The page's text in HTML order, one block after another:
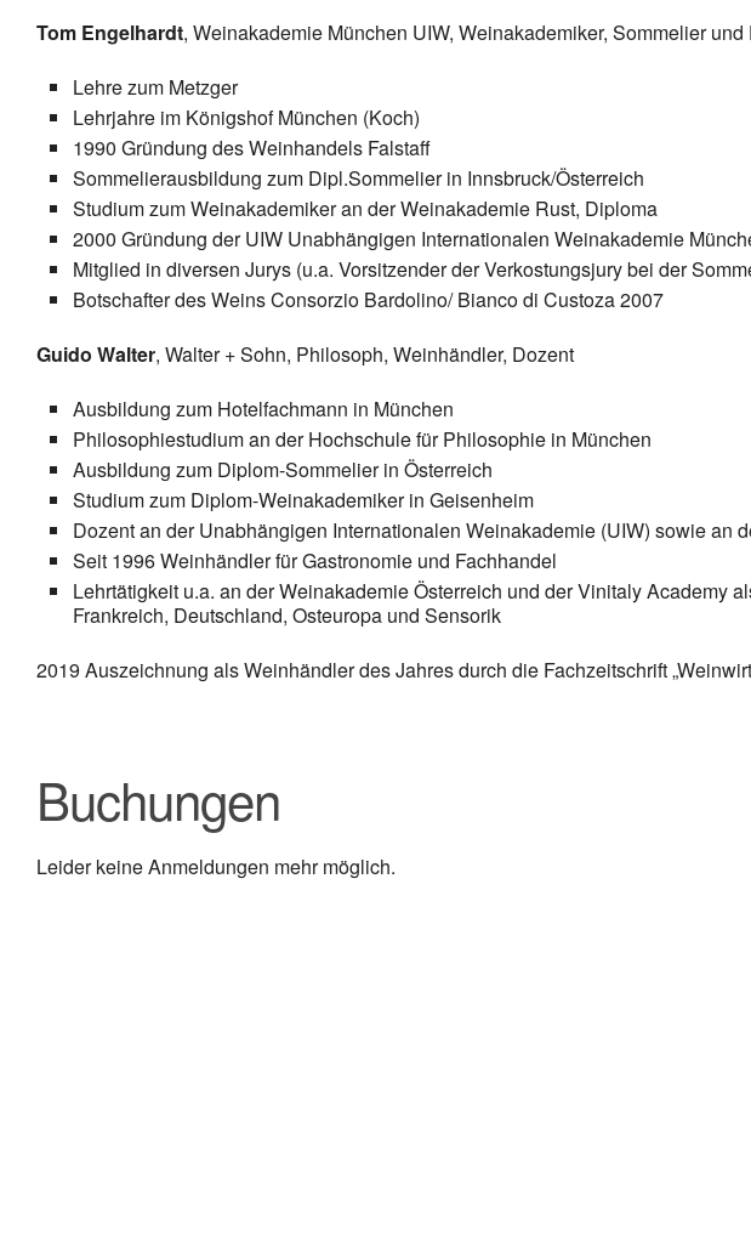
Tom Engelhardt, Weinakademie München UIW, Weinakademiker, Sommelier und
Lehre zum Metzger
Lehrjahre im Königshof München (Koch)
1990 Gründung des Weinhandels Falstaff
Sommelierausbildung zum Dipl.Sommelier in Innsbruck/Österreich
Studium zum Weinakademiker an der Weinakademie Rust, Diploma
2000 Gründung der UIW Unabhängigen Internationalen Weinakademie
Mitglied in diversen Jurys (u.a. Vorsitzender der Verkostungsjury bei der
Botschafter des Weins Consorzio Bardolino/ Bianco di Custoza 2007
Guido Walter, Walter + Sohn, Philosoph, Weinhändler, Dozent
Ausbildung zum Hotelfachmann in München
Philosophiestudium an der Hochschule für Philosophie in München
Ausbildung zum Diplom-Sommelier in Österreich
Studium zum Diplom-Weinakademiker in Geisenheim
Dozent an der Unabhängigen Internationalen Weinakademie (UIW) sowie an
Seit 1996 Weinhändler für Gastronomie und Fachhandel
Lehrtätigkeit u.a. an der Weinakademie Österreich und der Vinitaly Academy
Frankreich, Deutschland, Osteuropa und Sensorik
2019 Auszeichnung als Weinhändler des Jahres durch die Fachzeitschrift
Buchungen
Leider keine Anmeldungen mehr möglich.